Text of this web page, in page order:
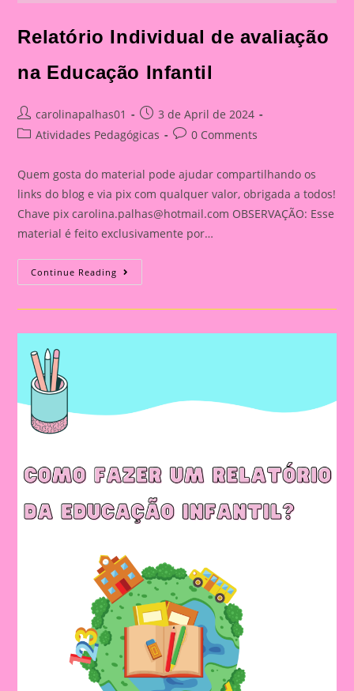
Relatório Individual de avaliação
na Educação Infantil
Post
author:
carolinapalhas01
Post
published:
3 de April de 2024
PostAtividades Pedagógicas
Post0 Comments
Quem gosta do material pode ajudar compartilhando os
links do blog e via pix com qualquer valor, obrigada a todos!
Chave pixcarolina.palhas@hotmail.com OBSERVAÇÃO: Esse
material é feito exclusivamente por…
Continue Reading Relatório
Individual
Avaliação